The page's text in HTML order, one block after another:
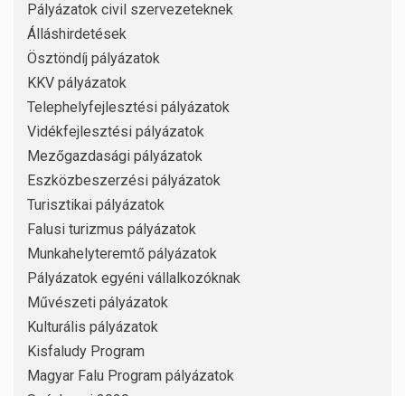
Pályázatok civil szervezeteknek
Álláshirdetések
Ösztöndíj pályázatok
KKV pályázatok
Telephelyfejlesztési pályázatok
Vidékfejlesztési pályázatok
Mezőgazdasági pályázatok
Eszközbeszerzési pályázatok
Turisztikai pályázatok
Falusi turizmus pályázatok
Munkahelyteremtő pályázatok
Pályázatok egyéni vállalkozóknak
Művészeti pályázatok
Kulturális pályázatok
Kisfaludy Program
Magyar Falu Program pályázatok